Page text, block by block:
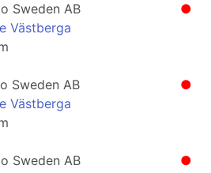
●
Sweden AB
Västberga
●
Sweden AB
Västberga
●
Sweden AB